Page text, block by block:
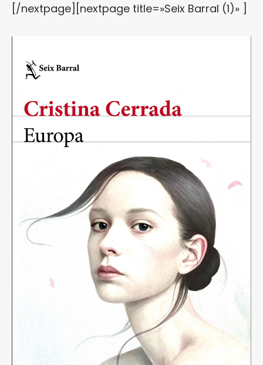
[/nextpage][nextpage title=»Seix Barral (1)» ]